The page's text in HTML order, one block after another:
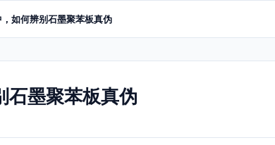
如何辨别石墨聚苯板真伪
石墨聚苯板真伪